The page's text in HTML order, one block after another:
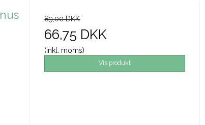
89,00 DKK
66,75 DKK
(inkl. moms)
Vis produkt